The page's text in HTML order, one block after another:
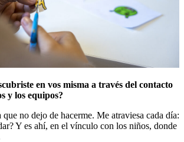
en vos misma a través del contacto
y los equipos?
que no dejo de hacerme. Me atraviesa cada día:
Y es ahí, en el vínculo con los niños, donde